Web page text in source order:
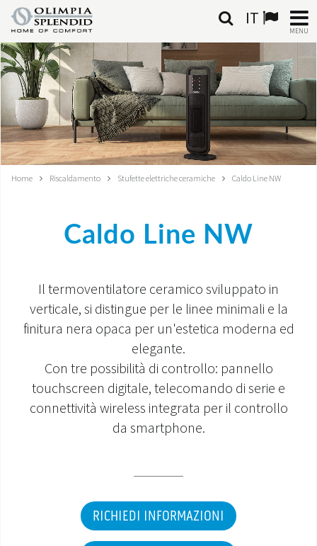
IT
MENU
ITALIANO
HOME
CLIMATIZZAZIONE
RISCALDAMENTO
SISTEMI INTEGRATI
CONTATTI
INCENTIVI E DETRAZIONI
ASSISTENZA E GARANZIE
Home Riscaldamento Stufette elettriche ceramiche Caldo Line NW
Caldo Line NW
Il termoventilatore ceramico sviluppato in
verticale, si distingue per le linee minimali e la
finitura nera opaca per un'estetica moderna ed
elegante.
Con tre possibilità di controllo: pannello
touchscreen digitale, telecomando di serie e
connettività wireless integrata per il controllo
da smartphone.
RICHIEDI INFORMAZIONI